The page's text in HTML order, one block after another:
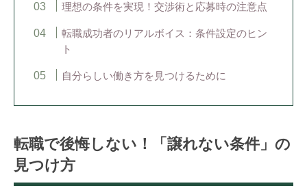
理想の条件を実現！交渉術と応募時の注意点
転職成功者のリアルボイス：条件設定のヒン
ト
自分らしい働き方を見つけるために
転職で後悔しない！「譲れない条件」の
見つけ方